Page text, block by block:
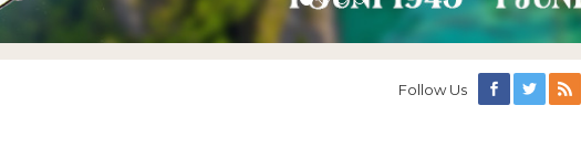
Follow Us